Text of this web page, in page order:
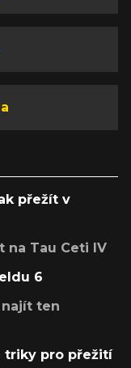
přežít v
na Tau Ceti IV
6
ten
triky pro přežití